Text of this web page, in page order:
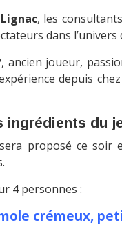
, les
dans l’univers
ancien joueur,
depuis
ingrédients du
proposé ce
4 personnes :
crémeux,